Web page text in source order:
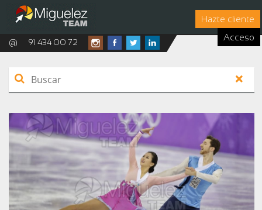
Hazte cliente
Acceso
@ 91 434 00 72